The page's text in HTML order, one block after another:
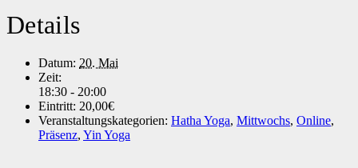
Details
Datum: 20. Mai
Zeit:
18:30 - 20:00
Eintritt: 20,00€
Veranstaltungskategorien: Hatha Yoga, Mittwochs, Online,
Präsenz, Yin Yoga